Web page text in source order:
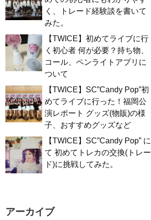
く、トレード経験談を書いて
みた。
【TWICE】初めてライブに行
く初心者 何が必要？持ち物、
コール、ペンライトアプリに
ついて
【TWICE】SC”Candy Pop”初
めてライブに行った！福岡公
演レポート グッズ(物販)の様
子、おすすめグッズなど
【TWICE】SC”Candy Pop” に
て 初めてトレカの交換(トレー
ド)に挑戦してみた。
アーカイブ